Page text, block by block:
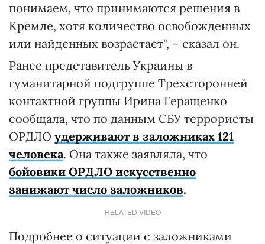
понимаем, что принимаются решения в
Кремле, хотя количество освобожденных
или найденных возрастает", – сказал он.
Ранее представитель Украины в
гуманитарной подгруппе Трехсторонней
контактной группы Ирина Геращенко
сообщала, что по данным СБУ террористы
ОРДЛО удерживают в заложниках 121
человека. Она также заявляла, что
бойовики ОРДЛО искусственно
занижают число заложников.
RELATED VIDEO
Подробнее о ситуации с заложниками